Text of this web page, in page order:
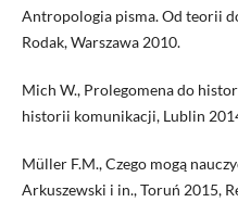
Antropologia pisma. Od teorii
Rodak, Warszawa 2010.
Mich W., Prolegomena do
historii komunikacji, Lublin
Müller F.M., Czego mogą
Arkuszewski i in., Toruń 2015,